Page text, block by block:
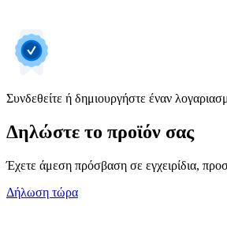
Συνδεθείτε ή δημιουργήστε έναν
Δηλώστε το προϊόν σας
Έχετε άμεση πρόσβαση σε εγχειρίδια,
Δήλωση τώρα